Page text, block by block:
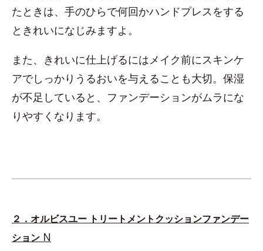
たときは、手のひらで何回かハンドプレスをする
ときれいになじみますよ。
また、きれいに仕上げるにはメイク前にスキンケ
アでしっかりうるおいを与えることも大切。保湿
が不足していると、ファンデーションがムラにな
りやすくなります。
２．オルビスユー トリートメントクッションファンデー
ション N